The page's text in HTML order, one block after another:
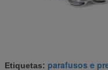
Etiquetas: parafusos e